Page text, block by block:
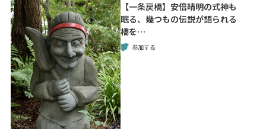
【一条戻橋】安倍晴明の式神も
眠る、幾つもの伝説が語られる
橋を…
参加する